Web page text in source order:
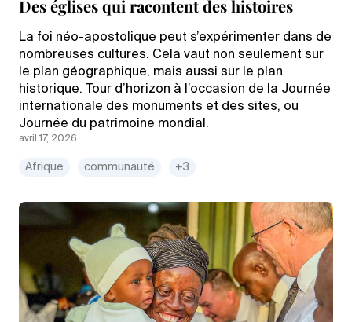
Des églises qui racontent des histoires
La foi néo-apostolique peut s’expérimenter dans de
nombreuses cultures. Cela vaut non seulement sur
le plan géographique, mais aussi sur le plan
historique. Tour d’horizon à l’occasion de la Journée
internationale des monuments et des sites, ou
Journée du patrimoine mondial.
avril 17, 2026
Afrique communauté +3